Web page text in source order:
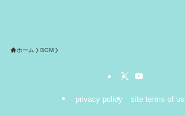
ホーム BGM
privacy policy site terms of